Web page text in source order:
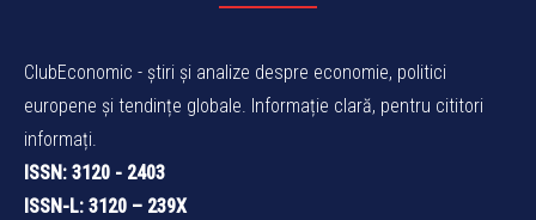
ClubEconomic - știri și analize despre economie, politici
europene și tendințe globale. Informație clară, pentru cititori
informați.
ISSN: 3120 - 2403
ISSN-L: 3120 – 239X